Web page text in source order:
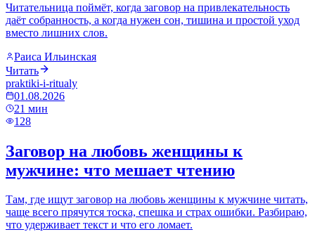
Читательница поймёт, когда заговор на привлекательность
даёт собранность, а когда нужен сон, тишина и простой уход
вместо лишних слов.
Раиса Ильинская
Читать
praktiki-i-ritualy
01.08.2026
21 мин
128
Заговор на любовь женщины к
мужчине: что мешает чтению
Там, где ищут заговор на любовь женщины к мужчине читать,
чаще всего прячутся тоска, спешка и страх ошибки. Разбираю,
что удерживает текст и что его ломает.